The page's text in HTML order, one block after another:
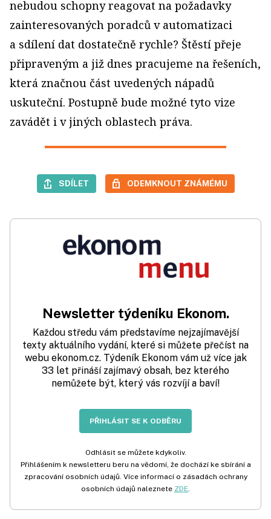
nebudou schopny reagovat na požadavky
zainteresovaných poradců v automatizaci
a sdílení dat dostatečně rychle? Štěstí přeje
připraveným a již dnes pracujeme na řešeních,
která značnou část uvedených nápadů
uskuteční. Postupně bude možné tyto vize
zavádět i v jiných oblastech práva.
SDÍLET ODEMKNOUT ZNÁMÉMU
Newsletter týdeníku Ekonom.
Každou středu vám představíme nejzajímavější
texty aktuálního vydání, které si můžete přečíst na
webu ekonom.cz. Týdeník Ekonom vám už více jak
33 let přináší zajímavý obsah, bez kterého
nemůžete být, který vás rozvíjí a baví!
PŘIHLÁSIT SE K ODBĚRU
Odhlásit se můžete kdykoliv.
Přihlášením k newsletteru beru na vědomí, že dochází ke sbírání a
zpracování osobních údajů. Více informací o zásadách ochrany
osobních údajů naleznete ZDE.